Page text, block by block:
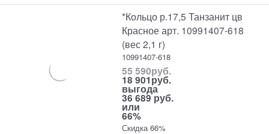
*Кольцо р.17,5 Танзанит цв
Красное арт. 10991407-618
(вес 2,1 г)
10991407-618
55 590руб.
18 901руб.
выгода
36 689 руб.
или
66%
Скидка 66%